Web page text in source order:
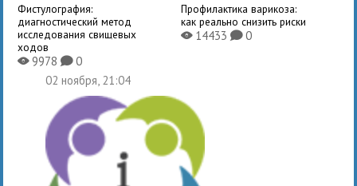
Фистулография:
диагностический метод
исследования свищевых
ходов
X9978K0
Профилактика варикоза:
как реально снизить риски
X14433 K0
02 ноября, 21:04